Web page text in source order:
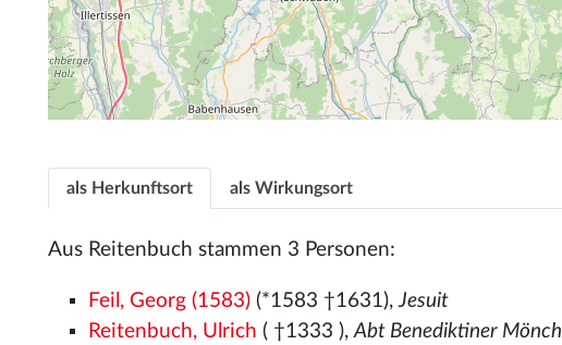
als Herkunftsort als Wirkungsort
Aus Reitenbuch stammen 3 Personen:
Feil, Georg (1583) (*1583 †1631),Jesuit
Reitenbuch, Ulrich ( †1333 ),Abt Benediktiner Mönch